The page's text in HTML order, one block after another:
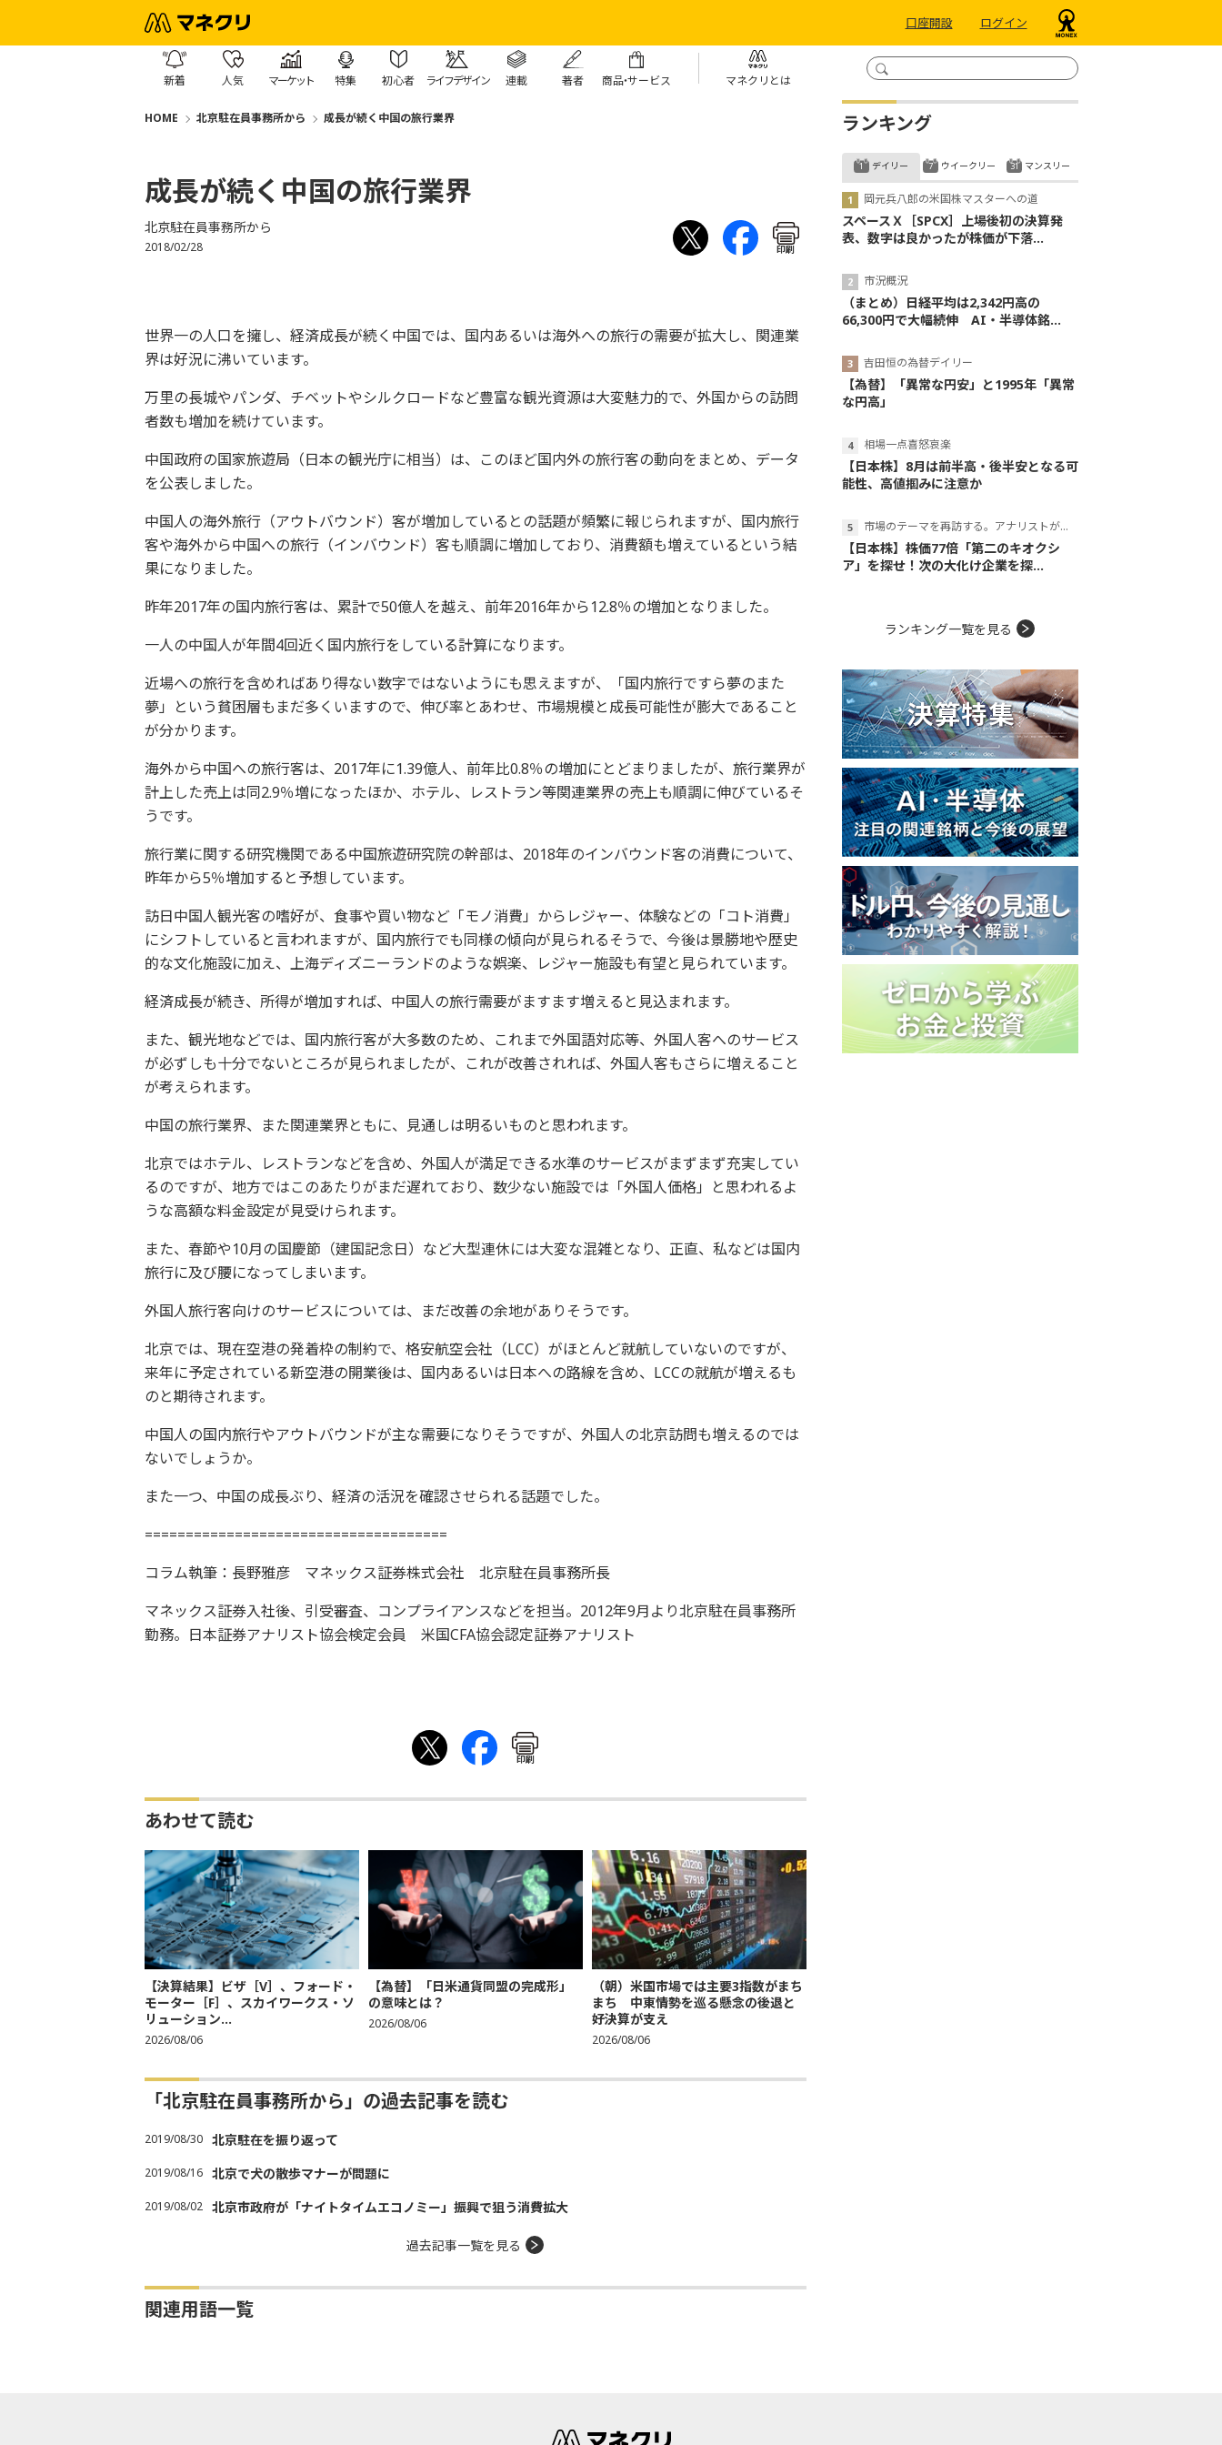
口座開設 ログイン
新着 人気 マーケット 特集 初心者 ライフデザイン 連載 著者 商品・サービス マネクリとは
HOME 北京駐在員事務所から 成長が続く中国の旅行業界
成長が続く中国の旅行業界
北京駐在員事務所から
2018/02/28 印刷
世界一の人口を擁し、経済成長が続く中国では、国内あるいは海外への旅行の需要が拡大し、関連業
界は好況に沸いています。
万里の長城やパンダ、チベットやシルクロードなど豊富な観光資源は大変魅力的で、外国からの訪問
者数も増加を続けています。
中国政府の国家旅遊局（日本の観光庁に相当）は、このほど国内外の旅行客の動向をまとめ、データ
を公表しました。
中国人の海外旅行（アウトバウンド）客が増加しているとの話題が頻繁に報じられますが、国内旅行
客や海外から中国への旅行（インバウンド）客も順調に増加しており、消費額も増えているという結
果になりました。
昨年2017年の国内旅行客は、累計で50億人を越え、前年2016年から12.8％の増加となりました。
一人の中国人が年間4回近く国内旅行をしている計算になります。
近場への旅行を含めればあり得ない数字ではないようにも思えますが、「国内旅行ですら夢のまた
夢」という貧困層もまだ多くいますので、伸び率とあわせ、市場規模と成長可能性が膨大であること
が分かります。
海外から中国への旅行客は、2017年に1.39億人、前年比0.8％の増加にとどまりましたが、旅行業界が
計上した売上は同2.9％増になったほか、ホテル、レストラン等関連業界の売上も順調に伸びているそ
うです。
旅行業に関する研究機関である中国旅遊研究院の幹部は、2018年のインバウンド客の消費について、
昨年から5％増加すると予想しています。
訪日中国人観光客の嗜好が、食事や買い物など「モノ消費」からレジャー、体験などの「コト消費」
にシフトしていると言われますが、国内旅行でも同様の傾向が見られるそうで、今後は景勝地や歴史
的な文化施設に加え、上海ディズニーランドのような娯楽、レジャー施設も有望と見られています。
経済成長が続き、所得が増加すれば、中国人の旅行需要がますます増えると見込まれます。
また、観光地などでは、国内旅行客が大多数のため、これまで外国語対応等、外国人客へのサービス
が必ずしも十分でないところが見られましたが、これが改善されれば、外国人客もさらに増えること
が考えられます。
中国の旅行業界、また関連業界ともに、見通しは明るいものと思われます。
北京ではホテル、レストランなどを含め、外国人が満足できる水準のサービスがまずまず充実してい
るのですが、地方ではこのあたりがまだ遅れており、数少ない施設では「外国人価格」と思われるよ
うな高額な料金設定が見受けられます。
また、春節や10月の国慶節（建国記念日）など大型連休には大変な混雑となり、正直、私などは国内
旅行に及び腰になってしまいます。
外国人旅行客向けのサービスについては、まだ改善の余地がありそうです。
北京では、現在空港の発着枠の制約で、格安航空会社（LCC）がほとんど就航していないのですが、
来年に予定されている新空港の開業後は、国内あるいは日本への路線を含め、LCCの就航が増えるも
のと期待されます。
中国人の国内旅行やアウトバウンドが主な需要になりそうですが、外国人の北京訪問も増えるのでは
ないでしょうか。
また一つ、中国の成長ぶり、経済の活況を確認させられる話題でした。
=====================================
コラム執筆：長野雅彦 マネックス証券株式会社 北京駐在員事務所長
マネックス証券入社後、引受審査、コンプライアンスなどを担当。2012年9月より北京駐在員事務所
勤務。日本証券アナリスト協会検定会員 米国CFA協会認定証券アナリスト
印刷
あわせて読む
【決算結果】ビザ［V］、フォード・
モーター［F］、スカイワークス・ソ
リューション...
2026/08/06
【為替】「日米通貨同盟の完成形」
の意味とは？
2026/08/06
（朝）米国市場では主要3指数がまち
まち 中東情勢を巡る懸念の後退と
好決算が支え
2026/08/06
「北京駐在員事務所から」の過去記事を読む
2019/08/30 北京駐在を振り返って
2019/08/16 北京で犬の散歩マナーが問題に
2019/08/02 北京市政府が「ナイトタイムエコノミー」振興で狙う消費拡大
過去記事一覧を見る
関連用語一覧
ランキング
デイリー
岡元兵八郎の米国株マスターへの道
スペースＸ［SPCX］上場後初の決算発
表、数字は良かったが株価が下落...
市況概況
（まとめ）日経平均は2,342円高の
66,300円で大幅続伸 AI・半導体銘...
吉田恒の為替デイリー
【為替】「異常な円安」と1995年「異常
な円高」
相場一点喜怒哀楽
【日本株】8月は前半高・後半安となる可
能性、高値掴みに注意か
市場のテーマを再訪する。アナリストが読み解くテーマの本質
【日本株】株価77倍「第二のキオクシ
ア」を探せ！次の大化け企業を探...
ウイークリー マンスリー
ランキング一覧を見る